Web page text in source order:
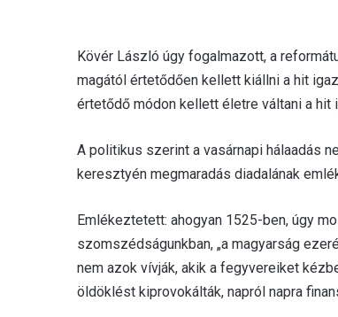
Kövér László úgy fogalmazott, a
magától értetődően kellett kiállni a hit
értetődő módon kellett életre váltani a hit
A politikus szerint a vasárnapi hálaadás
keresztyén megmaradás diadalának
Emlékeztetett: ahogyan 1525-ben, úgy
szomszédságunkban, „a magyarság
nem azok vívják, akik a fegyvereiket
öldöklést kiprovokálták, napról napra